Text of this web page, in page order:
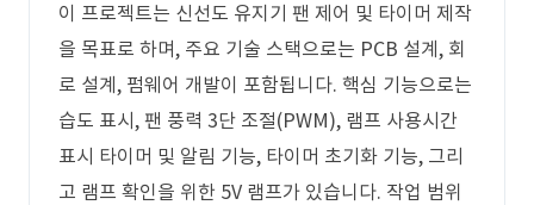
이 프로젝트는 신선도 유지기 팬 제어 및 타이머 제작
을 목표로 하며, 주요 기술 스택으로는 PCB 설계, 회
로 설계, 펌웨어 개발이 포함됩니다. 핵심 기능으로는
습도 표시, 팬 풍력 3단 조절(PWM), 램프 사용시간
표시 타이머 및 알림 기능, 타이머 초기화 기능, 그리
고 램프 확인을 위한 5V 램프가 있습니다. 작업 범위